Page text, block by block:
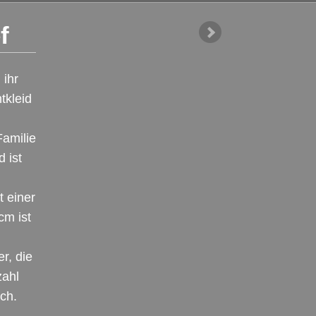
ihr
ist
einer
ist
die